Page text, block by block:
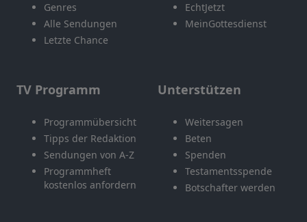
Genres
Alle Sendungen
Letzte Chance
EchtJetzt
MeinGottesdienst
TV Programm
Programmübersicht
Tipps der Redaktion
Sendungen von A-Z
Programmheft
kostenlos anfordern
Unterstützen
Weitersagen
Beten
Spenden
Testamentsspende
Botschafter werden